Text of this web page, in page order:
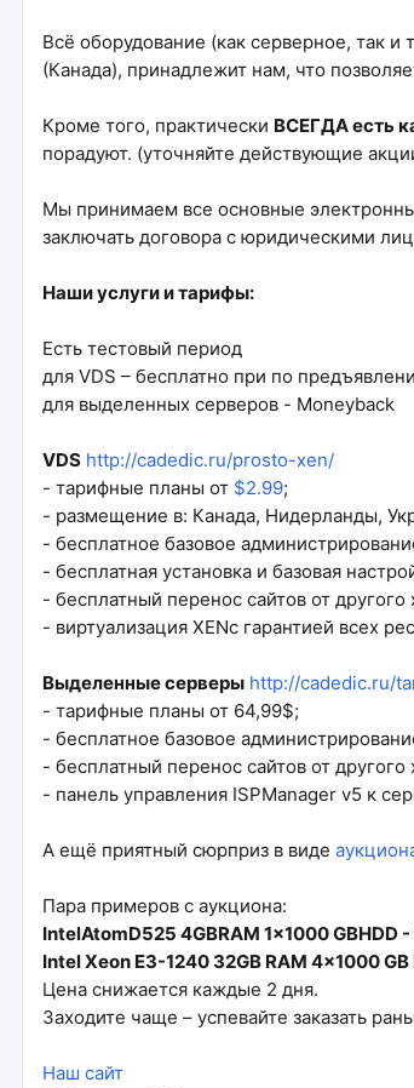
Всё оборудование (как серверное, так
(Канада), принадлежит нам, что
Кроме того, практически ВСЕГДА есть
порадуют. (уточняйте действующие
Мы принимаем все основные
заключать договора с юридическими
Наши услуги и тарифы:
Есть тестовый период
для VDS – бесплатно при по
для выделенных серверов - Moneyback
VDS http://cadedic.ru/prosto-xen/
- тарифные планы от $2.99;
- размещение в: Канада, Нидерланды,
- бесплатное базовое
- бесплатная установка и базовая
- бесплатный перенос сайтов от другого
- виртуализация XENс гарантией всех
Выделенные серверы http://cadedic.ru/
- тарифные планы от 64,99$;
- бесплатное базовое
- бесплатный перенос сайтов от другого
- панель управления ISPManager v5 к
А ещё приятный сюрприз в виде
Пара примеров с аукциона:
IntelAtomD525 4GBRAM 1x1000 GBHDD
Intel Xeon E3-1240 32GB RAM 4x1000
Цена снижается каждые 2 дня.
Заходите чаще – успевайте заказать
Наш сайт